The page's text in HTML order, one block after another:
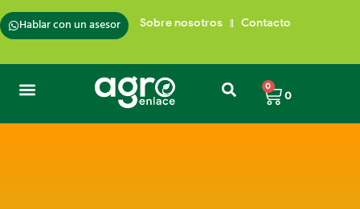
al
contenido
Hablar con un asesor Sobre nosotros Contacto
0
0
Carrito